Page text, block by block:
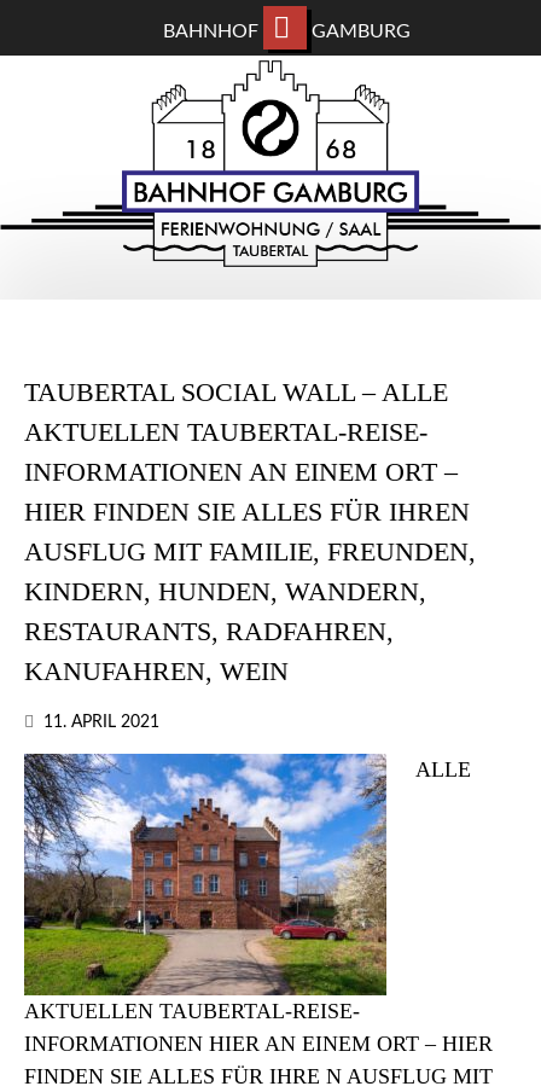
BAHNHOF GAMBURG
BAHNHOF GAMBURG
Ferienwohnung und Eventsaal im Taubertal
TAUBERTAL SOCIAL WALL – ALLE
AKTUELLEN TAUBERTAL-REISE-
INFORMATIONEN AN EINEM ORT –
HIER FINDEN SIE ALLES FÜR IHREN
AUSFLUG MIT FAMILIE, FREUNDEN,
KINDERN, HUNDEN, WANDERN,
RESTAURANTS, RADFAHREN,
KANUFAHREN, WEIN
11. APRIL 2021
ALLE
AKTUELLEN TAUBERTAL-REISE-
INFORMATIONEN HIER AN EINEM ORT – HIER
FINDEN SIE ALLES FÜR IHRE N AUSFLUG MIT